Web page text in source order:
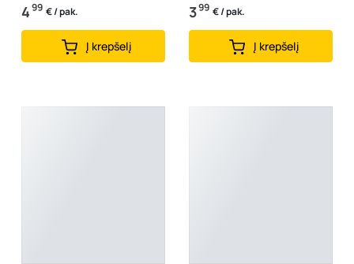
499 € / pak.
Į krepšelį
399 € / pak.
Į krepšelį